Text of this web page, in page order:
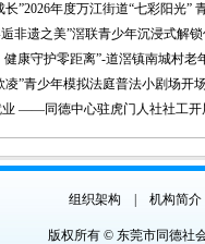
长”2026年度万江街道“七彩阳光”
非遗之美”滘联青少年沉浸式解
健康守护零距离”-道滘镇南城村
凌”青少年模拟法庭普法小剧场开
业 ——同德中心驻虎门人社社工
组织架构 机构简介
版权所有 © 东莞市同德社